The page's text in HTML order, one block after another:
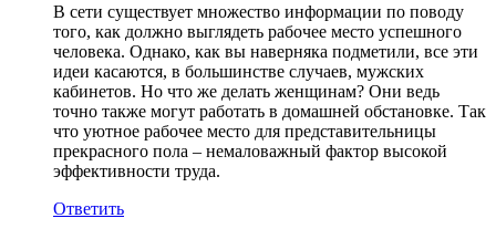
В сети существует множество информации по поводу
того, как должно выглядеть рабочее место успешного
человека. Однако, как вы наверняка подметили, все эти
идеи касаются, в большинстве случаев, мужских
кабинетов. Но что же делать женщинам? Они ведь
точно также могут работать в домашней обстановке. Так
что уютное рабочее место для представительницы
прекрасного пола – немаловажный фактор высокой
эффективности труда.
Ответить